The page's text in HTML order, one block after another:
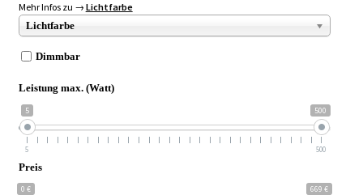
Mehr Infos zu → Lichtfarbe
Lichtfarbe
Dimmbar
Leistung max. (Watt)
5 500
5 500
Preis
0 € 669 €